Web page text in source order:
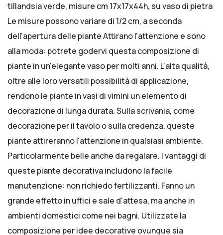
tillandsia verde, misure cm 17x17x44h, su vaso di pietra
Le misure possono variare di 1/2 cm, a seconda
dell'apertura delle piante Attirano l'attenzione e sono
alla moda: potrete godervi questa composizione di
piante in un'elegante vaso per molti anni. L'alta qualità,
oltre alle loro versatili possibilità di applicazione,
rendono le piante in vasi di vimini un elemento di
decorazione di lunga durata. Sulla scrivania, come
decorazione per il tavolo o sulla credenza, queste
piante attireranno l'attenzione in qualsiasi ambiente.
Particolarmente belle anche da regalare. I vantaggi di
queste piante decorativa includono la facile
manutenzione: non richiedo fertilizzanti. Fanno un
grande effetto in uffici e sale d'attesa, ma anche in
ambienti domestici come nei bagni. Utilizzate la
composizione per idee decorative ovunque sia